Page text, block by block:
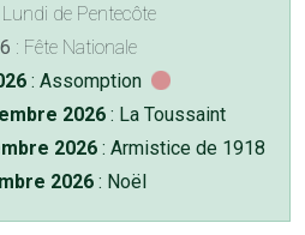
Lundi de Pentecôte
: Fête Nationale
: Assomption
2026 : La Toussaint
2026 : Armistice de 1918
2026 : Noël